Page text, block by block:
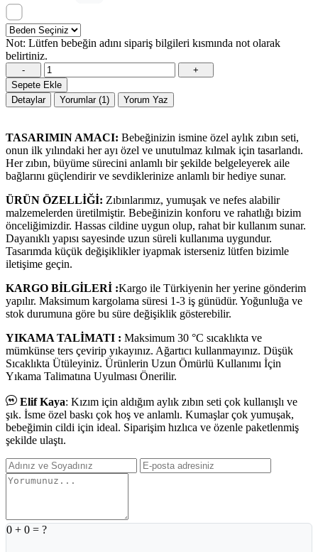
Not: Lütfen bebeğin adını sipariş bilgileri kısmında not olarak
belirtiniz.
-
+
Sepete Ekle
Detaylar
Yorumlar (1) Yorum Yaz
TASARIMIN AMACI: Bebeğinizin ismine özel aylık zıbın seti,
onun ilk yılındaki her ayı özel ve unutulmaz kılmak için tasarlandı.
Her zıbın, büyüme sürecini anlamlı bir şekilde belgeleyerek aile
bağlarını güçlendirir ve sevdiklerinize anlamlı bir hediye sunar.
ÜRÜN ÖZELLİĞİ: Zıbınlarımız, yumuşak ve nefes alabilir
malzemelerden üretilmiştir. Bebeğinizin konforu ve rahatlığı bizim
önceliğimizdir. Hassas cildine uygun olup, rahat bir kullanım sunar.
Dayanıklı yapısı sayesinde uzun süreli kullanıma uygundur.
Tasarımda küçük değişiklikler iyapmak isterseniz lütfen bizimle
iletişime geçin.
KARGO BİLGİLERİ :Kargo ile Türkiyenin her yerine gönderim
yapılır. Maksimum kargolama süresi 1-3 iş günüdür. Yoğunluğa ve
stok durumuna göre bu süre değişiklik gösterebilir.
YIKAMA TALİMATI : Maksimum 30 °C sıcaklıkta ve
mümkünse ters çevirip yıkayınız. Ağartıcı kullanmayınız. Düşük
Sıcaklıkta Ütüleyiniz. Ürünlerin Uzun Ömürlü Kullanımı İçin
Yıkama Talimatına Uyulması Önerilir.
Elif Kaya: Kızım için aldığım aylık zıbın seti çok kullanışlı ve
şık. İsme özel baskı çok hoş ve anlamlı. Kumaşlar çok yumuşak,
bebeğimin cildi için ideal. Siparişim hızlıca ve özenle paketlenmiş
şekilde ulaştı.
0 + 0 = ?